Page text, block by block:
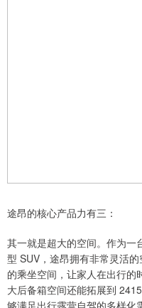
途昂的核心产品力有三：
其一就是超大的空间。作为一
型 SUV，途昂拥有非常灵活
的乘坐空间，让家人在出行的
大后备箱空间还能拓展到